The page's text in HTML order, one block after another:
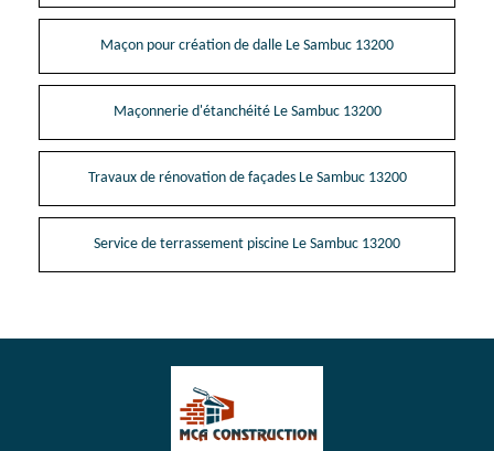
Maçon pour création de dalle Le Sambuc 13200
Maçonnerie d'étanchéité Le Sambuc 13200
Travaux de rénovation de façades Le Sambuc 13200
Service de terrassement piscine Le Sambuc 13200